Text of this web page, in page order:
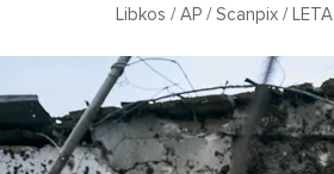
Libkos / AP / Scanpix / LETA